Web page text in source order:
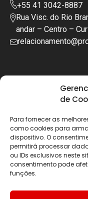
de
Para fornecer as
como cookies para
dispositivo. O
permitirá processar
ou IDs exclusivos neste
consentimento pode
funções.
+55 41 3042-8887
Rua Visc. do Rio
andar – Centro –
Copyright © 2025 |